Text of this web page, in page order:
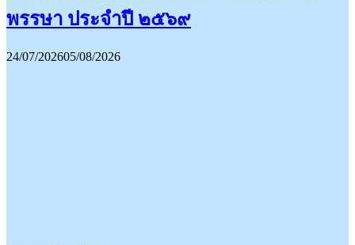
พรรษา ประจำปี ๒๕๖๙
24/07/202605/08/2026